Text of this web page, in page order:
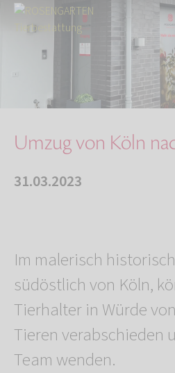
Über uns
Umzug von Köln
31.03.2023
Im malerisch
südöstlich von Köln,
Tierhalter in Würde
Tieren verabschieden
Team wenden.